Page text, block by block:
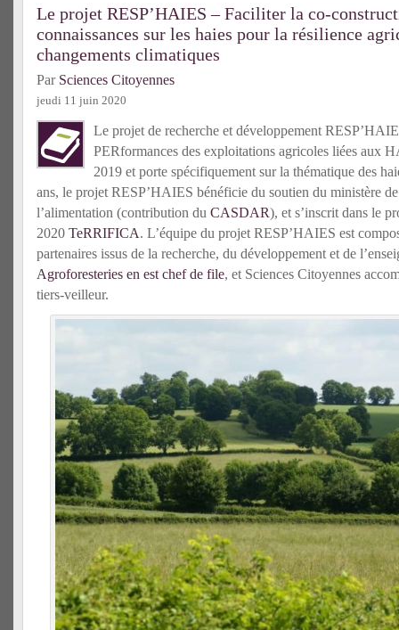
Le projet RESP’HAIES – Faciliter la co-
connaissances sur les haies pour la résilience
changements climatiques
Par Sciences Citoyennes
jeudi 11 juin 2020
Le projet de recherche et développement
PERformances des exploitations agricoles liées aux
2019 et porte spécifiquement sur la thématique des
ans, le projet RESP’HAIES bénéficie du soutien du ministère
l’alimentation (contribution du CASDAR), et s’inscrit dans le
2020 TeRRIFICA. L’équipe du projet RESP’HAIES est
partenaires issus de la recherche, du développement et de
Agroforesteries en est chef de file, et Sciences Citoyennes
tiers-veilleur.